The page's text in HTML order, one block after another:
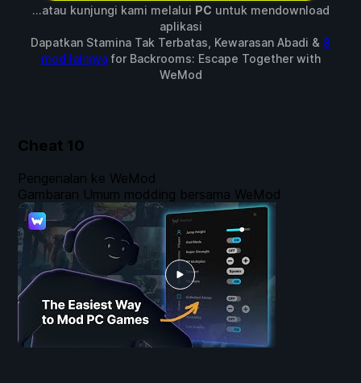
...atau kunjungi kami melalui PC untuk mendownload
aplikasi
Dapatkan Stamina Tak Terbatas, Kewarasan Abadi & 8
mod lainnyafor Backrooms: Escape Togetherwith
WeMod
Cheat 10
Pengenalan ke WeMod
Gambaran Umum modding bersama WeMod